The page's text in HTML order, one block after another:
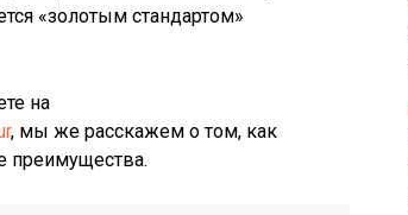
«золотым стандартом»
на
, мы же расскажем о том, как
преимущества.